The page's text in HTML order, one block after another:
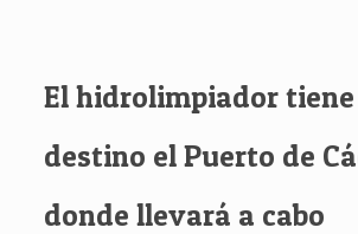
El hidrolimpiador tiene
destino el Puerto de
donde llevará a cabo